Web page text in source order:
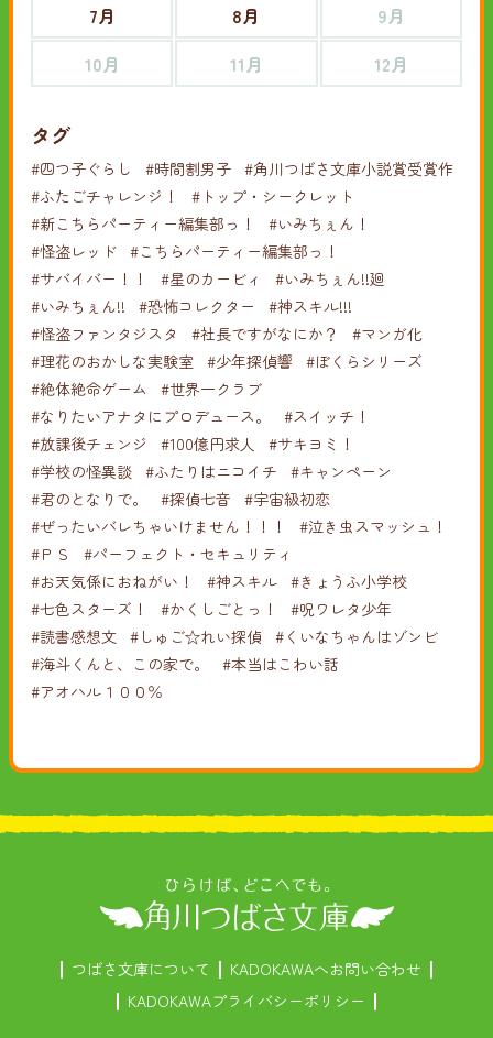
7月
8月
9月
10月
11月 12月
タグ
#四つ子ぐらし #時間割男子 #角川つばさ文庫小説賞受賞作
#ふたごチャレンジ！
#トップ・シークレット
#新こちらパーティー編集部っ！
#いみちぇん！
#怪盗レッド #こちらパーティー編集部っ！
#サバイバー！！
#星のカービィ
#いみちぇん!!廻
#いみちぇん!!
#恐怖コレクター
#神スキル!!!
#怪盗ファンタジスタ
#社長ですがなにか？
#マンガ化
#理花のおかしな実験室 #少年探偵響
#ぼくらシリーズ
#絶体絶命ゲーム
#世界一クラブ
#なりたいアナタにプロデュース。
#スイッチ！
#放課後チェンジ
#100億円求人
#サキヨミ！
#学校の怪異談 #ふたりはニコイチ
#キャンペーン
#君のとなりで。
#探偵七音
#宇宙級初恋
#ぜったいバレちゃいけません！！！
#泣き虫スマッシュ！
#ＰＳ
#パーフェクト・セキュリティ
#お天気係におねがい！
#神スキル #きょうふ小学校
#七色スターズ！
#かくしごとっ！
#呪ワレタ少年
#読書感想文
#しゅご☆れい探偵 #くいなちゃんはゾンビ
#海斗くんと、この家で。
#本当はこわい話
#アオハル１００％
つばさ文庫について
KADOKAWAへお問い合わせ
KADOKAWAプライバシーポリシー